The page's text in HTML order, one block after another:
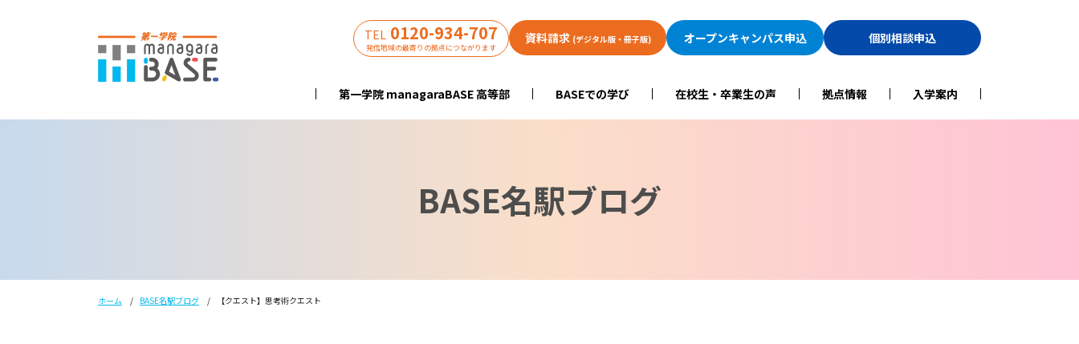
第一学院 managaraBASE 高等部 BASEでの学び 在校生・卒業生の声 拠点情報 入学案内
TEL 0120-934-707
発信地域の最寄りの拠点につながります
資料請求 (デジタル版・冊子版) オープンキャンパス申込 個別相談申込
BASE名駅ブログ
ホーム BASE名駅ブログ 【クエスト】思考術クエスト